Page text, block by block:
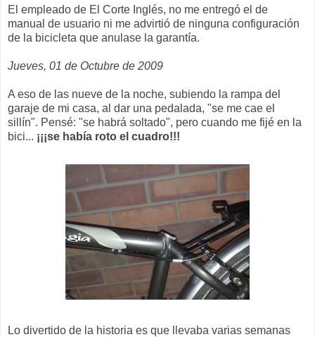
El empleado de El Corte Inglés, no me entregó el de
manual de usuario ni me advirtió de ninguna configuración
de la bicicleta que anulase la garantía.
Jueves, 01 de Octubre de 2009
A eso de las nueve de la noche, subiendo la rampa del
garaje de mi casa, al dar una pedalada, "se me cae el
sillín". Pensé: "se habrá soltado", pero cuando me fijé en la
bici... ¡¡¡se había roto el cuadro!!!
Lo divertido de la historia es que llevaba varias semanas